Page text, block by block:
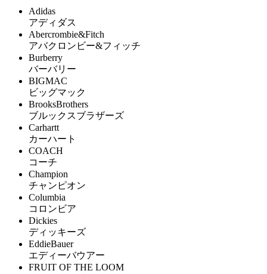
Adidas
アディダス
Abercrombie&Fitch
アバクロンビー&フィッチ
Burberry
バーバリー
BIGMAC
ビッグマック
BrooksBrothers
ブルックスブラザーズ
Carhartt
カーハート
COACH
コーチ
Champion
チャンピオン
Columbia
コロンビア
Dickies
ディッキーズ
EddieBauer
エディーバウアー
FRUIT OF THE LOOM